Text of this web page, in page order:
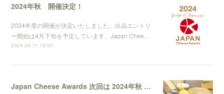
2024年秋 開催決定！
2024年度の開催が決定いたしました。出品エントリ
ー開始は4月下旬を予定しています。Japan Chee…
2024.04.11 15:00
Japan Cheese Awards 次回は 2024年秋 開催